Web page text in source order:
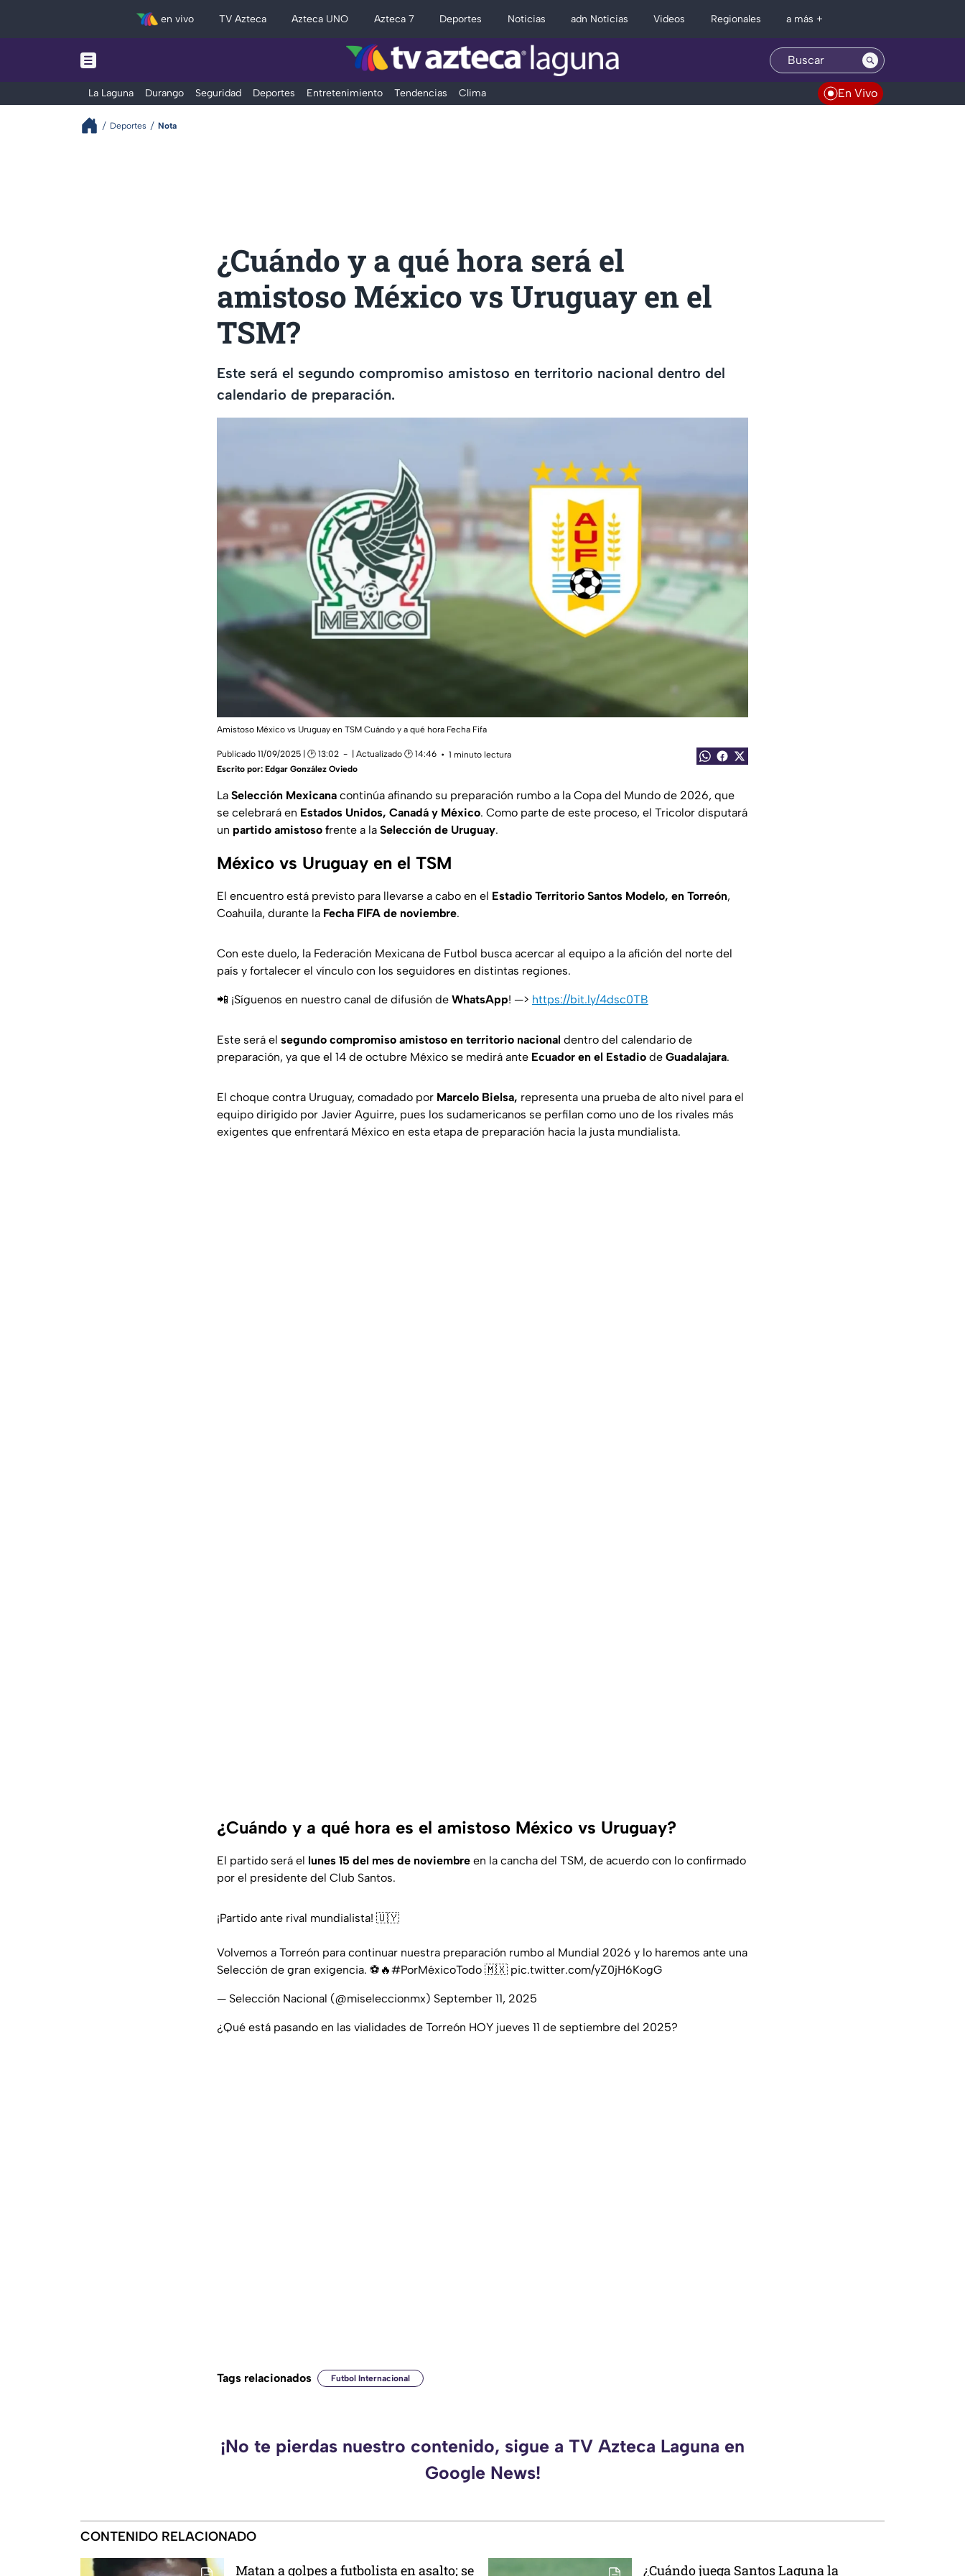
en vivo TV Azteca Azteca UNO Azteca 7 Deportes Noticias adn Noticias Videos Regionales a más +
La Laguna Durango Seguridad Deportes Entretenimiento Tendencias Clima En Vivo
Deportes Nota
¿Cuándo y a qué hora será el
amistoso México vs Uruguay en el
TSM?
Este será el segundo compromiso amistoso en territorio nacional dentro del
calendario de preparación.
Amistoso México vs Uruguay en TSM Cuándo y a qué hora Fecha Fifa
Publicado 11/09/2025 | 🕑 13:02 | Actualizado 🕑 14:46
1 minuto lectura
Escrito por: Edgar González Oviedo
La Selección Mexicana continúa afinando su preparación rumbo a la Copa del Mundo de 2026, que
se celebrará en Estados Unidos, Canadá y México. Como parte de este proceso, el Tricolor disputará
un partido amistoso frente a la Selección de Uruguay.
México vs Uruguay en el TSM
El encuentro está previsto para llevarse a cabo en el Estadio Territorio Santos Modelo, en Torreón,
Coahuila, durante la Fecha FIFA de noviembre.
Con este duelo, la Federación Mexicana de Futbol busca acercar al equipo a la afición del norte del
país y fortalecer el vínculo con los seguidores en distintas regiones.
📲 ¡Síguenos en nuestro canal de difusión de WhatsApp! —> https://bit.ly/4dsc0TB
Este será el segundo compromiso amistoso en territorio nacional dentro del calendario de
preparación, ya que el 14 de octubre México se medirá ante Ecuador en el Estadio de Guadalajara.
El choque contra Uruguay, comadado por Marcelo Bielsa, representa una prueba de alto nivel para el
equipo dirigido por Javier Aguirre, pues los sudamericanos se perfilan como uno de los rivales más
exigentes que enfrentará México en esta etapa de preparación hacia la justa mundialista.
¿Cuándo y a qué hora es el amistoso México vs Uruguay?
El partido será el lunes 15 del mes de noviembre en la cancha del TSM, de acuerdo con lo confirmado
por el presidente del Club Santos.
¡Partido ante rival mundialista! 🇺🇾
Volvemos a Torreón para continuar nuestra preparación rumbo al Mundial 2026 y lo haremos ante una
Selección de gran exigencia. ⚽️🔥#PorMéxicoTodo 🇲🇽 pic.twitter.com/yZ0jH6KogG
— Selección Nacional (@miseleccionmx) September 11, 2025
¿Qué está pasando en las vialidades de Torreón HOY jueves 11 de septiembre del 2025?
Tags relacionados Futbol Internacional
¡No te pierdas nuestro contenido, sigue a TV Azteca Laguna en
Google News!
CONTENIDO RELACIONADO
Matan a golpes a futbolista en asalto; se ¿Cuándo juega Santos Laguna la